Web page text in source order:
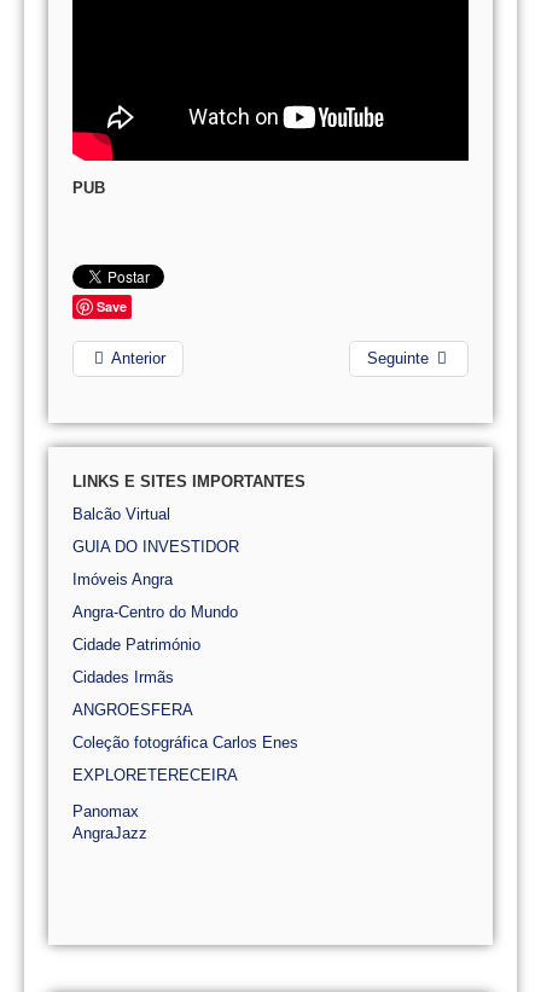
PUB
Save
Anterior Seguinte
LINKS E SITES IMPORTANTES
Balcão Virtual
GUIA DO INVESTIDOR
Imóveis Angra
Angra-Centro do Mundo
Cidade Património
Cidades Irmãs
ANGROESFERA
Coleção fotográfica Carlos Enes
EXPLORETERECEIRA
Panomax
AngraJazz